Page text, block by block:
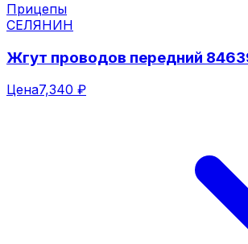
Прицепы
СЕЛЯНИН
Жгут проводов передний
Цена7,340 ₽